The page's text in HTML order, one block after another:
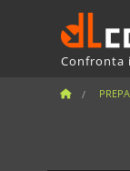
Confronta